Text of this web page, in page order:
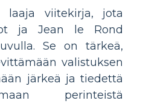
laaja viitekirja, jota
ja Jean le Rond
Se on tärkeä,
valistuksen
järkeä ja tiedettä
perinteistä